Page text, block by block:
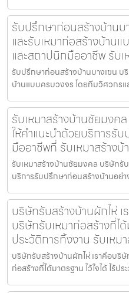
รับปรึกษาก่อนสร้างบ้านบ
และรับเหมาก่อสร้างบ้าน
และสถาปนิกมืออาชีพ รับ
รับปรึกษาก่อนสร้างบ้านบางเขน บ
บ้านแบบครบวงจร โดยทีมวิศวกร
รับเหมาสร้างบ้านชัยมง
ให้คำแนะนำด้วยบริการรั
มืออาชีพที่ รับเหมาสร้าง
รับเหมาสร้างบ้านชัยมงคล บริษัทรั
บริการรับปรึกษาก่อนสร้างบ้านอย่า
บริษัทรับสร้างบ้านผักไห่
บริษัทรับเหมาก่อสร้างที่ได้
ประวัติการทิ้งงาน รับเหม
บริษัทรับสร้างบ้านผักไห่ เราคือบริ
ก่อสร้างที่ได้มาตรฐาน ไว้ใจได้ ไร้ป